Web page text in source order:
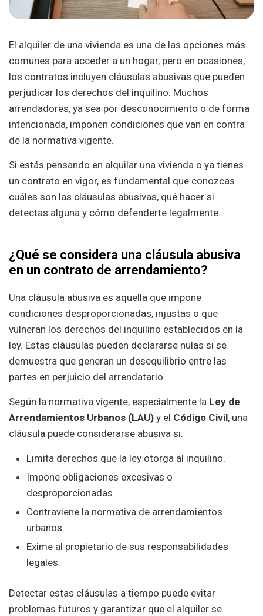
El alquiler de una vivienda es una de las opciones más
comunes para acceder a un hogar, pero en ocasiones,
los contratos incluyen cláusulas abusivas que pueden
perjudicar los derechos del inquilino. Muchos
arrendadores, ya sea por desconocimiento o de forma
intencionada, imponen condiciones que van en contra
de la normativa vigente.
Si estás pensando en alquilar una vivienda o ya tienes
un contrato en vigor, es fundamental que conozcas
cuáles son las cláusulas abusivas, qué hacer si
detectas alguna y cómo defenderte legalmente.
¿Qué se considera una cláusula abusiva
en un contrato de arrendamiento?
Una cláusula abusiva es aquella que impone
condiciones desproporcionadas, injustas o que
vulneran los derechos del inquilino establecidos en la
ley. Estas cláusulas pueden declararse nulas si se
demuestra que generan un desequilibrio entre las
partes en perjuicio del arrendatario.
Según la normativa vigente, especialmente la Ley de
Arrendamientos Urbanos (LAU) y el Código Civil, una
cláusula puede considerarse abusiva si:
Limita derechos que la ley otorga al inquilino.
Impone obligaciones excesivas o
desproporcionadas.
Contraviene la normativa de arrendamientos
urbanos.
Exime al propietario de sus responsabilidades
legales.
Detectar estas cláusulas a tiempo puede evitar
problemas futuros y garantizar que el alquiler se